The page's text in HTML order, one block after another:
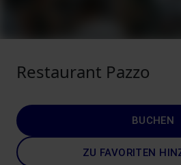
Restaurant Pazzo
BUCHEN
ZU FAVORITEN